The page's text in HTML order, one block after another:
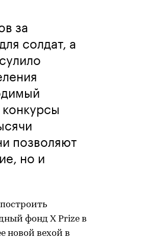
за
солдат, а
позволяют
но и
фонд X Prize в
новой вехой в